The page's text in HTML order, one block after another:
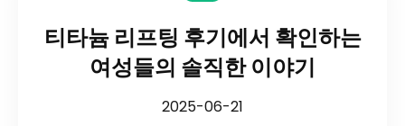
티타늄 리프팅 후기에서 확인하는
여성들의 솔직한 이야기
2025-06-21